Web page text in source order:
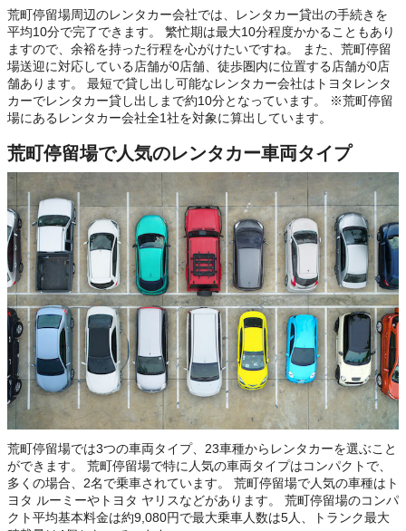
荒町停留場周辺のレンタカー会社では、レンタカー貸出の手続きを
平均10分で完了できます。 繁忙期は最大10分程度かかることもあり
ますので、余裕を持った行程を心がけたいですね。 また、荒町停留
場送迎に対応している店舗が0店舗、徒歩圏内に位置する店舗が0店
舗あります。 最短で貸し出し可能なレンタカー会社はトヨタレンタ
カーでレンタカー貸し出しまで約10分となっています。 ※荒町停留
場にあるレンタカー会社全1社を対象に算出しています。
荒町停留場で人気のレンタカー車両タイプ
荒町停留場では3つの車両タイプ、23車種からレンタカーを選ぶこと
ができます。 荒町停留場で特に人気の車両タイプはコンパクトで、
多くの場合、2名で乗車されています。 荒町停留場で人気の車種はト
ヨタ ルーミーやトヨタ ヤリスなどがあります。 荒町停留場のコンパ
クト平均基本料金は約9,080円で最大乗車人数は5人、トランク最大